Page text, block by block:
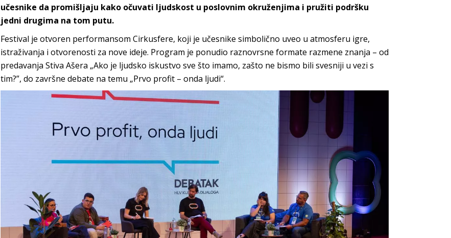
učesnike da promišljaju kako očuvati ljudskost u poslovnim okruženjima i pružiti podršku
jedni drugima na tom putu.
Festival je otvoren performansom Cirkusfere, koji je učesnike simbolično uveo u atmosferu igre,
istraživanja i otvorenosti za nove ideje. Program je ponudio raznovrsne formate razmene znanja – od
predavanja Stiva Ašera „Ako je ljudsko iskustvo sve što imamo, zašto ne bismo bili svesniji u vezi s
tim?”, do završne debate na temu „Prvo profit – onda ljudi“.